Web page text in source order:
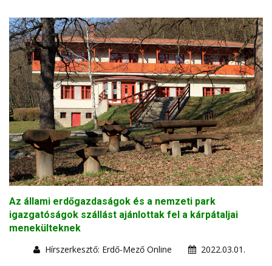
Az állami erdőgazdaságok és a nemzeti park
igazgatóságok szállást ajánlottak fel a kárpátaljai
menekülteknek
Hírszerkesztő: Erdő-Mező Online
2022.03.01.